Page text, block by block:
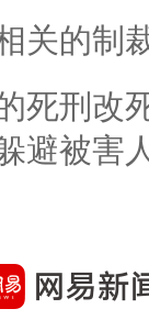
关的制
死刑改
避被害